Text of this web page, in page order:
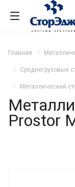
Главная
Среднегрузовые
Металлический
Prostor